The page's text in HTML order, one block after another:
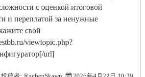
с оценкой итоговой
и переплатой за ненужные
свой
viewtopic.php?
url]